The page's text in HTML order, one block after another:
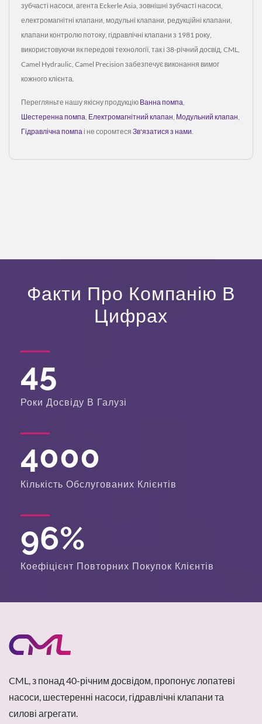
зубчасті насоси, агента Eckerle Asia, зовнішні зубчасті насоси,
електромагнітні клапани, модульні клапани, редукційні клапани,
клапани контролю потоку, гідравлічні клапани з 1981 року,
використовуючи як передові технології, так і 38-річний досвід, CML,
Camel Hydraulic, Camel Precision забезпечує виконання вимог
кожного клієнта.
Перегляньте нашу якісну продукцію Ванна помпа
Шестеренна помпа Електромагнітний клапан Модульний клапан
Гідравлічна помпа і не соромтеся Зв'язатися з нами
Факти Про Компанію В
Цифрах
45
Роки Досвіду В Галузі
4000
Кількість Обслугованих Клієнтів
96%
Коефіцієнт Повторних Покупок Клієнтів
CML, з понад 40-річним досвідом, пропонує лопатеві
насоси, шестеренні насоси, гідравлічні клапани та
силові агрегати.